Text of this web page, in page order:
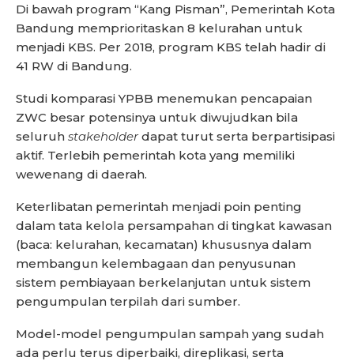
Di bawah program “Kang Pisman”, Pemerintah Kota
Bandung memprioritaskan 8 kelurahan untuk
menjadi KBS. Per 2018, program KBS telah hadir di
41 RW di Bandung.
Studi komparasi YPBB menemukan pencapaian
ZWC besar potensinya untuk diwujudkan bila
seluruh stakeholderdapat turut serta berpartisipasi
aktif. Terlebih pemerintah kota yang memiliki
wewenang di daerah.
Keterlibatan pemerintah menjadi poin penting
dalam tata kelola persampahan di tingkat kawasan
(baca: kelurahan, kecamatan) khususnya dalam
membangun kelembagaan dan penyusunan
sistem pembiayaan berkelanjutan untuk sistem
pengumpulan terpilah dari sumber.
Model-model pengumpulan sampah yang sudah
ada perlu terus diperbaiki, direplikasi, serta